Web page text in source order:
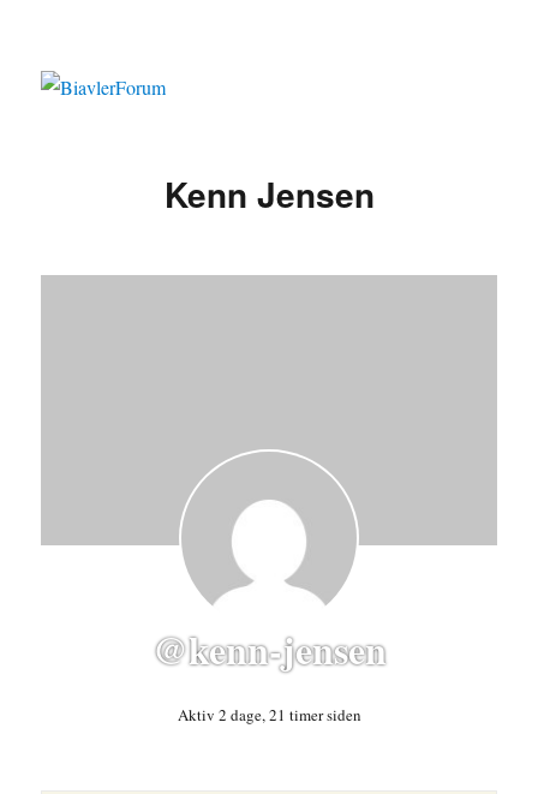
Kenn Jensen
@kenn-jensen
Aktiv 2 dage, 21 timer siden